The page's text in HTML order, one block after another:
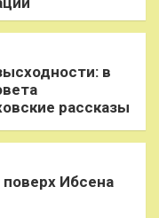
в
рассказы
Ибсена